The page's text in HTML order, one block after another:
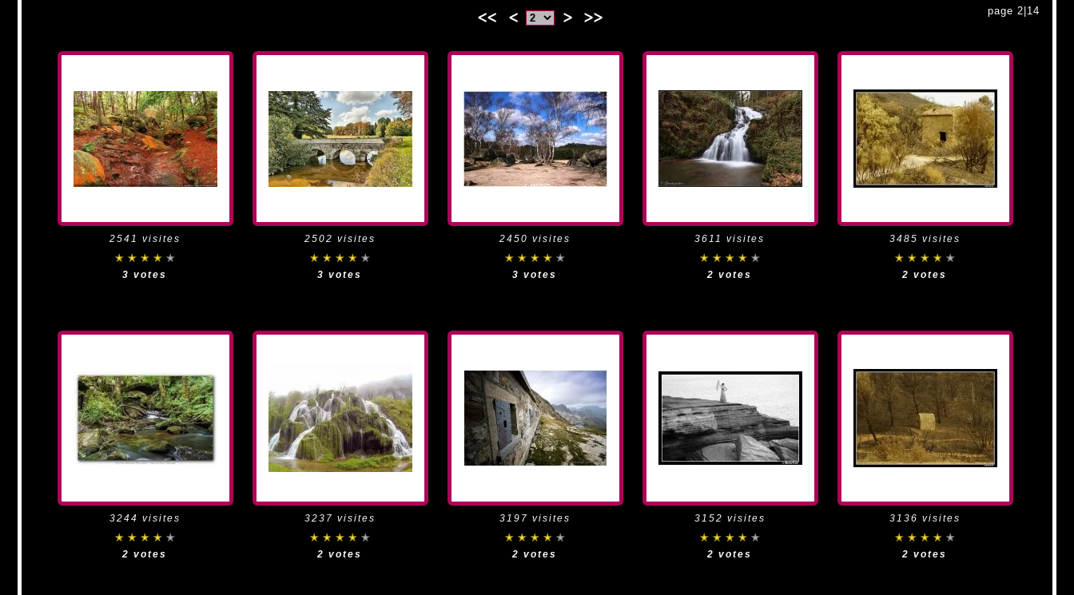
page 2|14
<< < > >>
2541 visites
3 votes
2502 visites
3 votes
2450 visites
3 votes
3611 visites
2 votes
3485 visites
2 votes
3244 visites
2 votes
3237 visites
2 votes
3197 visites
2 votes
3152 visites
2 votes
3136 visites
2 votes